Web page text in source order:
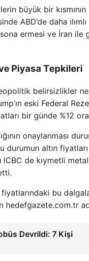
büyük bir
ABD’de daha
sona ermesi ve İran
Piyasa Tepkileri
belirsizlikler
eski Federal
bir günde %12
onaylanması
durumun altın
ICBC de kıymetli
bu
hedefgazete.com.tr
Devrildi: 7 Kişi